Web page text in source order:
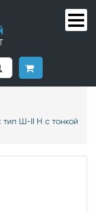
тип Ш-II Н с тонкой